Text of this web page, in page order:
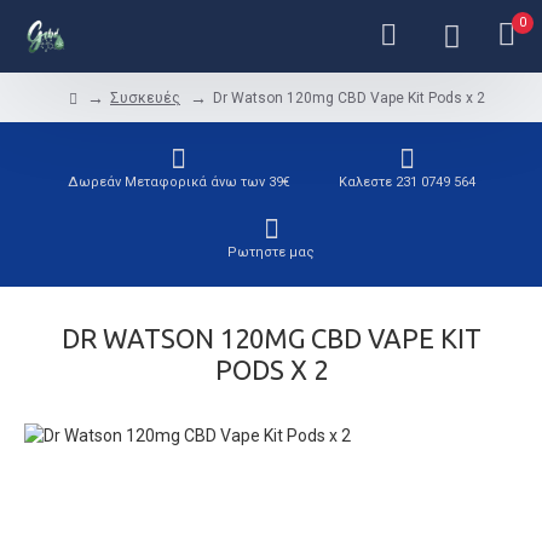
0
Συσκευές Dr Watson 120mg CBD Vape Kit Pods x 2
Δωρεάν Μεταφορικά άνω των 39€ Καλεστε 231 0749 564
Ρωτηστε μας
DR WATSON 120MG CBD VAPE KIT
PODS X 2